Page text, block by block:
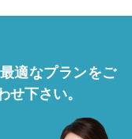
最適なプランをご
せ下さい。